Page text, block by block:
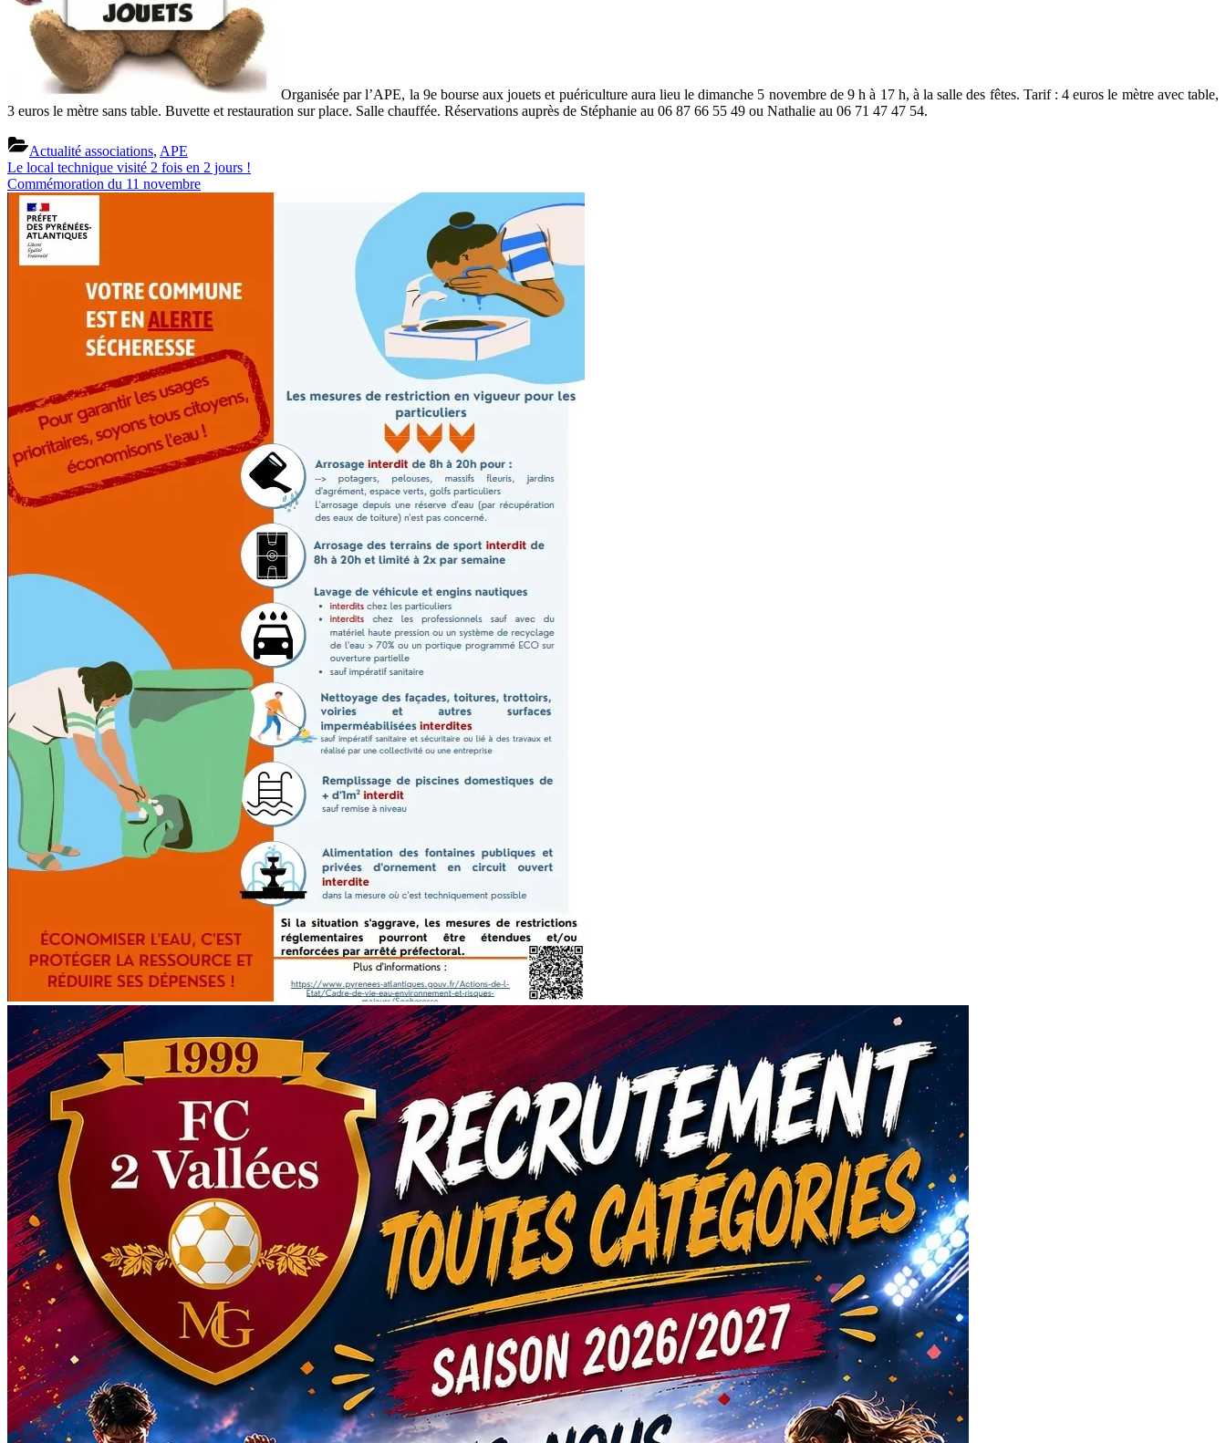
Organisée par l’APE, la 9e bourse aux jouets et puériculture aura lieu le dimanche 5 novembre de 9 h à 17 h, à la salle des fêtes. Tarif : 4 euros le mètre avec table,
3 euros le mètre sans table. Buvette et restauration sur place. Salle chauffée. Réservations auprès de Stéphanie au 06 87 66 55 49 ou Nathalie au 06 71 47 47 54.
Actualité associations, APE
Navigation
de
l’article
Previous
Post:
Le local technique visité 2 fois en 2 jours !
Next
Post:
Commémoration du 11 novembre